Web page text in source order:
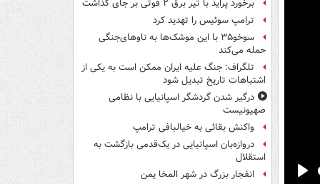
برخورد پراید با تیر برق ۲ فوتی بر جای گذاشت
ترامپ سوئیس را تهدید کرد
سوخو۳۵ با این موشک‌ها به ناوهای‌جنگی
حمله می‌کند
تلگراف: جنگ علیه ایران ممکن است به یکی از
اشتباهات تاریخ تبدیل شود
درگیر شدن گردشگر اسپانیایی با نظامی
صهیونیست
واکنش بقائی به خیالبافی ترامپ
دروازه‌بان اسپانیایی در یک‌قدمی بازگشت به
استقلال
انفجار بزرگ در شهر المخا یمن